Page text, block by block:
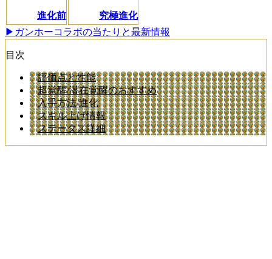
進化前
究極進化
▶ガンホーコラボの当たりと最新情報
目次
評価点と性能
超覚醒/潜在覚醒のおすすめ
入手方法/進化
スキル上げ情報
ステータス詳細